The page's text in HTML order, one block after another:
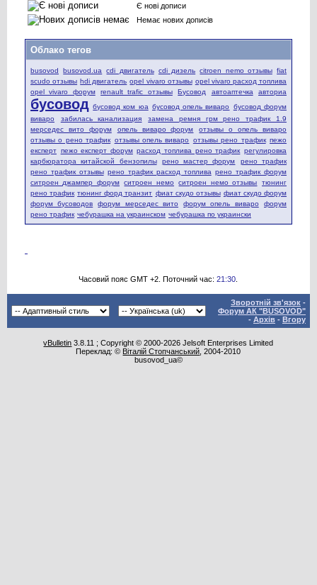
Є нові дописи
Немає нових дописів
Облако тегов
busovod busovod.ua cdi двигатель cdi дизель citroen nemo отзывы fiat
scudo отзывы hdi двигатель opel vivaro отзывы opel vivaro расход топлива
opel vivaro форум
renault trafic отзывы Бусовод автоаптечка авториа
бусовод бусовод ком юа бусовод опель виваро
бусовод форум
виваро
забилась канализация
замена ремня грм рено трафик 1.9
мерседес вито форум
опель виваро форум
отзывы о опель виваро
отзывы о рено трафик отзывы опель виваро отзывы рено трафик пежо
експерт пежо експерт форум расход топлива рено трафик регулировка
карбюратора китайской бензопилы
рено мастер форум
рено трафик
рено трафик отзывы рено трафик расход топлива рено трафик форум
ситроен джампер форум ситроен немо ситроен немо отзывы
тюнинг
рено трафик тюнинг форд транзит фиат скудо отзывы фиат скудо форум
форум бусоводов
форум мерседес вито форум опель виваро
форум
рено трафик чебурашка на украинском чебурашка по украински
Часовий пояс GMT +2. Поточний час:21:30
Зворотній зв'язок -
Форум АК "BUSOVOD"
- Архів - Вгору
vBulletin 3.8.11 ; Copyright © 2000-2026 Jelsoft Enterprises Limited
Переклад: © Віталій Стопчанський , 2004-2010
busovod_ua©